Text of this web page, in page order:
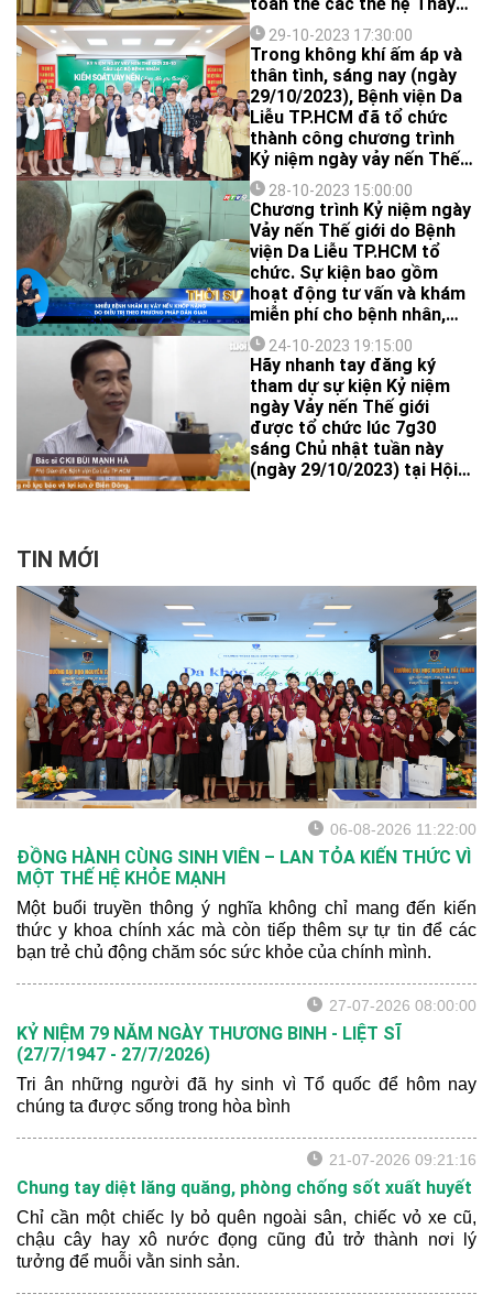
Cô. Kính chúc các thầy cô
dồi dào sức khoẻ, bình an,
hạnh phúc và mãi là ngọn
đèn soi sáng dẫn lối cho
bao thế hệ mầm non của
đất nước tiến lên, phát
triển.
29-10-2023 17:30:00
Trong không khí ấm áp và
thân tình, sáng nay (ngày
29/10/2023), Bệnh viện Da
Liễu TP.HCM đã tổ chức
thành công chương trình
Kỷ niệm ngày vảy nến Thế
giới 2023 với thông điệp
"Kiểm soát vảy nến - Chạm
đến yêu thương" cùng sự
tham dự trực tiếp của hơn
110 Quý bà con, cô bác,
anh chị trong cộng đồng
người bệnh vảy nến và hơn
2.000 người theo dõi trực
tiếp qua livestream trên
trang fanpage Bệnh viện
Da Liễu TP.HCM.
28-10-2023 15:00:00
Chương trình Kỷ niệm ngày
Vảy nến Thế giới do Bệnh
viện Da Liễu TP.HCM tổ
chức. Sự kiện bao gồm
hoạt động tư vấn và khám
miễn phí cho bệnh nhân,
cùng với hoạt động báo
cáo chuyên đề do các Bác
sĩ tại Bệnh viện Da Liễu TP.
HCM thực hiện.
24-10-2023 19:15:00
Hãy nhanh tay đăng ký
tham dự sự kiện Kỷ niệm
ngày Vảy nến Thế giới
được tổ chức lúc 7g30
sáng Chủ nhật tuần này
(ngày 29/10/2023) tại Hội
chương trình.
TIN MỚI
06-08-2026 11:22:00
ĐỒNG HÀNH CÙNG SINH VIÊN – LAN TỎA KIẾN THỨC VÌ
MỘT THẾ HỆ KHỎE MẠNH
Một buổi truyền thông ý nghĩa không chỉ mang đến kiến
thức y khoa chính xác mà còn tiếp thêm sự tự tin để các
bạn trẻ chủ động chăm sóc sức khỏe của chính mình.
27-07-2026 08:00:00
KỶ NIỆM 79 NĂM NGÀY THƯƠNG BINH - LIỆT SĨ
(27/7/1947 - 27/7/2026)
Tri ân những người đã hy sinh vì Tổ quốc để hôm nay
chúng ta được sống trong hòa bình
21-07-2026 09:21:16
Chung tay diệt lăng quăng, phòng chống sốt xuất huyết
Chỉ cần một chiếc ly bỏ quên ngoài sân, chiếc vỏ xe cũ,
chậu cây hay xô nước đọng cũng đủ trở thành nơi lý
tưởng để muỗi vằn sinh sản.